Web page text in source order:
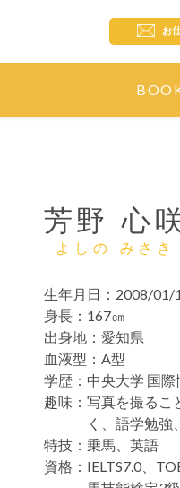
お
芳野 心
よしの みさき
生年月日： 2008/01/
身長： 167㎝
出身地： 愛知県
血液型： A型
学歴： 中央大学 国
趣味： 写真を撮るこ
く、語学勉強
特技： 乗馬、英語
資格： IELTS7.0、